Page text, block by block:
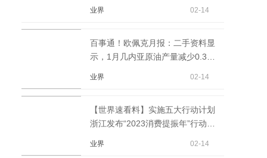
业界 02-14
百事通！欧佩克月报：二手资料显
示，1月几内亚原油产量减少0.3万
业界 02-14
【世界速看料】实施五大行动计划
浙江发布“2023消费提振年”行动方
业界 02-14